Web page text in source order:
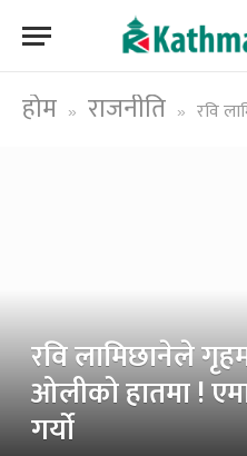
होम » राजनीति » रवि
रवि लामिछानेले
ओलीको हातमा !
गर्यो